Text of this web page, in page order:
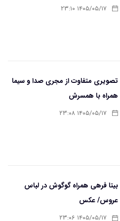
۱۴۰۵/۰۵/۱۷ ۲۳:۱۰
تصویری متفاوت از مجری صدا و سیما
همراه با همسرش
۱۴۰۵/۰۵/۱۷ ۲۳:۰۸
بیتا فرهی همراه گوگوش در لباس
عروس/ عکس
۱۴۰۵/۰۵/۱۷ ۲۳:۰۶